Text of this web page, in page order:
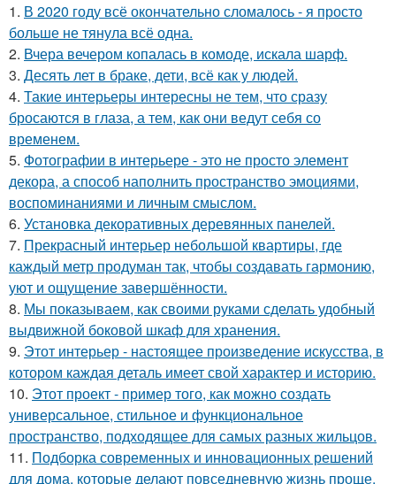
1. В 2020 году всё окончательно сломалось - я просто
больше не тянула всё одна.
2. Вчера вечером копалась в комоде, искала шарф.
3. Десять лет в браке, дети, всё как у людей.
4. Такие интерьеры интересны не тем, что сразу
бросаются в глаза, а тем, как они ведут себя со
временем.
5. Фотографии в интерьере - это не просто элемент
декора, а способ наполнить пространство эмоциями,
воспоминаниями и личным смыслом.
6. Установка декоративных деревянных панелей.
7. Прекрасный интерьер небольшой квартиры, где
каждый метр продуман так, чтобы создавать гармонию,
уют и ощущение завершённости.
8. Мы показываем, как своими руками сделать удобный
выдвижной боковой шкаф для хранения.
9. Этот интерьер - настоящее произведение искусства, в
котором каждая деталь имеет свой характер и историю.
10. Этот проект - пример того, как можно создать
универсальное, стильное и функциональное
пространство, подходящее для самых разных жильцов.
11. Подборка современных и инновационных решений
для дома, которые делают повседневную жизнь проще,